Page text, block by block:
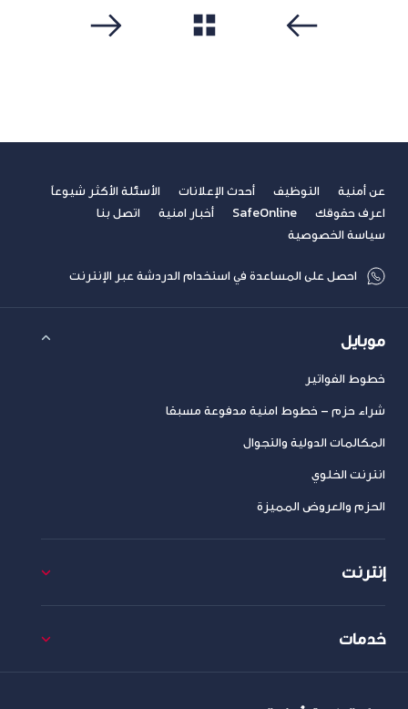
عن أمنية التوظيف أحدث الإعلانات
الأسئلة الأكثر شيوعاً
اعرف حقوقك
SafeOnline أخبار امنية
اتصل بنا
سياسة الخصوصية
احصل على المساعدة في استخدام الدردشة عبر الإنترنت
موبايل
خطوط الفواتير
شراء حزم – خطوط امنية مدفوعة مسبقا
المكالمات الدولية والتجوال
انترنت الخلوي
الحزم والعروض المميزة
إنترنت
خدمات